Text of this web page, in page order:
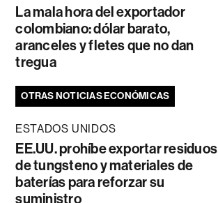
La mala hora del exportador
colombiano: dólar barato,
aranceles y fletes que no dan
tregua
OTRAS NOTICIAS ECONÓMICAS
ESTADOS UNIDOS
EE.UU. prohíbe exportar residuos
de tungsteno y materiales de
baterías para reforzar su
suministro